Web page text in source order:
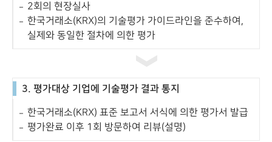
2회의 현장실사
한국거래소(KRX)의 기술평가 가이드라인을 준수하여,
실제와 동일한 절차에 의한 평가
3. 평가대상 기업에 기술평가 결과 통지
한국거래소(KRX) 표준 보고서 서식에 의한 평가서 발급
평가완료 이후 1회 방문하여 리뷰(설명)